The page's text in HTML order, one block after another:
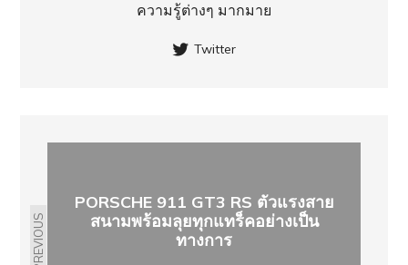
ความรู้ต่างๆ มากมาย
Twitter
PREVIOUS
PORSCHE 911 GT3 RS ตัวแรงสาย
สนามพร้อมลุยทุกแทร็คอย่างเป็น
ทางการ